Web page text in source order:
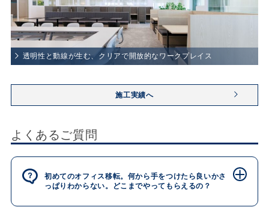
透明性と動線が生む、クリアで開放的なワークプレイス
テーマ: 透明性と動線が生む、クリアで開放的なワークプ
レイス
施工実績へ
よくあるご質問
初めてのオフィス移転。何から手をつけたら良いかさ
っぱりわからない。どこまでやってもらえるの？